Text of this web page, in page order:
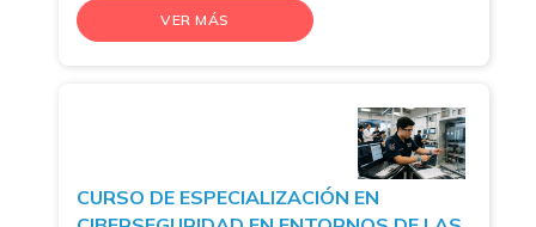
VER MÁS
CURSO DE ESPECIALIZACIÓN EN